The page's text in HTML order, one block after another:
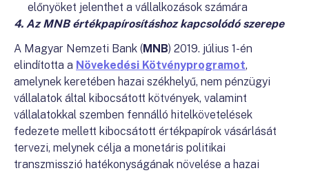
előnyöket jelenthet a vállalkozások számára
4. Az MNB értékpapírosításhoz kapcsolódó szerepe
A Magyar Nemzeti Bank (MNB) 2019. július 1-én
elindította a Növekedési Kötvényprogramot,
amelynek keretében hazai székhelyű, nem pénzügyi
vállalatok által kibocsátott kötvények, valamint
vállalatokkal szemben fennálló hitelkövetelések
fedezete mellett kibocsátott értékpapírok vásárlását
tervezi, melynek célja a monetáris politikai
transzmisszió hatékonyságának növelése a hazai